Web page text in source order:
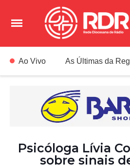
Ao Vivo As Últimas da
Psicóloga Lívia
sobre sinais